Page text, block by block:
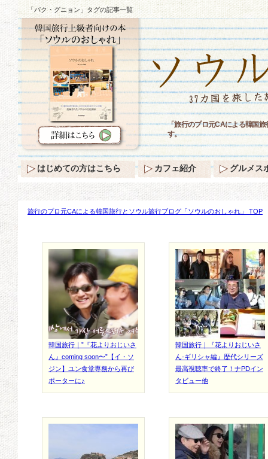
「パク・グニョン」タグの記事一覧
旅行のプロ元CAによる韓国旅行とソウル旅行ブログ「ソウルのおしゃれ」 TOP
韓国旅行｜”『花よりおじいさ
ん』coming soon〜”【イ・ソ
ジン】ユン食堂専務から再び
ポーターに♪
韓国旅行｜『花よりおじいさ
ん-ギリシャ編』歴代シリーズ
最高視聴率で終了！ナPDイン
タビュー他
「旅行のプロ元CAによる韓国
す。
はじめての方はこちら カフェ紹介 グルメス